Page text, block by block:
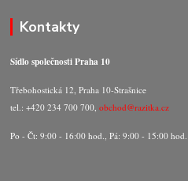
Kontakty
Sídlo společnosti Praha 10
Třebohostická 12, Praha 10-Strašnice
tel.: +420 234 700 700,obchod@razitka.cz
Po - Čt: 9:00 - 16:00 hod., Pá: 9:00 - 15:00 hod.